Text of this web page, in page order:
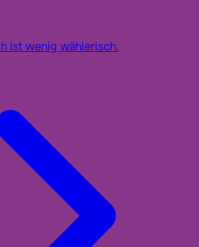
ist wenig wählerisch.